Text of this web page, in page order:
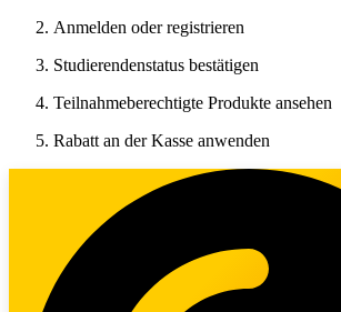
Anmelden oder registrieren
Studierendenstatus bestätigen
Teilnahmeberechtigte Produkte ansehen
Rabatt an der Kasse anwenden